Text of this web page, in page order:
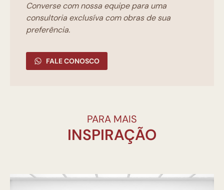
Converse com nossa equipe para uma
consultoria exclusíva com obras de sua
preferência.
FALE CONOSCO
PARA MAIS
INSPIRAÇÃO